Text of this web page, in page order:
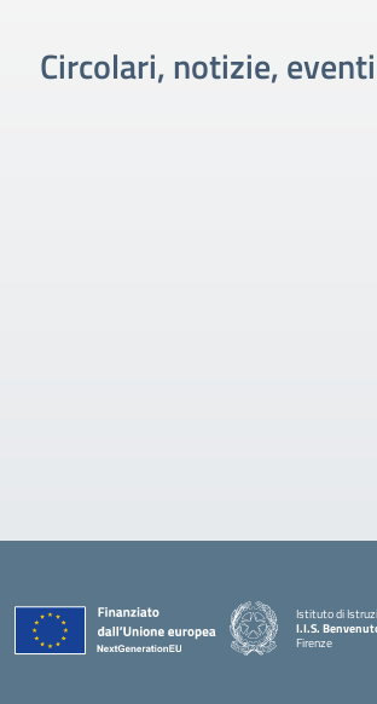
Circolari, notizie,
Istituto di
I.I.S.
Firenze